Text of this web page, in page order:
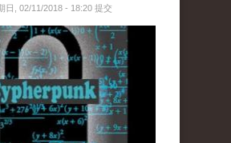
日, 02/11/2018 - 18:20 提交